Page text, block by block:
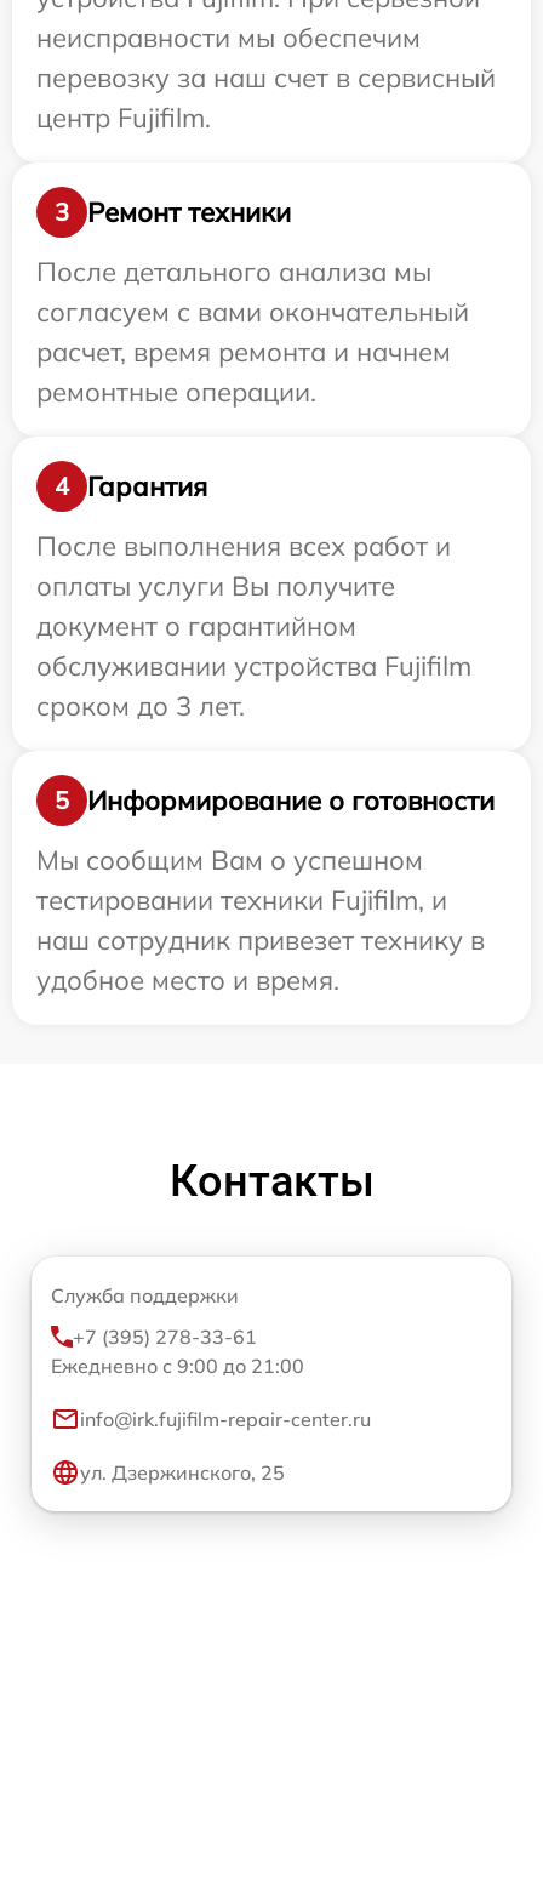
неисправности мы обеспечим
перевозку за наш счет в сервисный
центр Fujifilm.
3
Ремонт техники
После детального анализа мы
согласуем с вами окончательный
расчет, время ремонта и начнем
ремонтные операции.
4
Гарантия
После выполнения всех работ и
оплаты услуги Вы получите
документ о гарантийном
обслуживании устройства Fujifilm
сроком до 3 лет.
5
Информирование о готовности
Мы сообщим Вам о успешном
тестировании техники Fujifilm, и
наш сотрудник привезет технику в
удобное место и время.
Контакты
Служба поддержки
+7 (395) 278-33-61
Ежедневно с 9:00 до 21:00
info@irk.fujifilm-repair-center.ru
ул. Дзержинского, 25